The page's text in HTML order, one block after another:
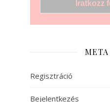
META
Regisztráció
Bejelentkezés